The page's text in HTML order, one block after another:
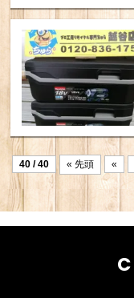
40 / 40 « 先頭 «